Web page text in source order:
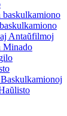
baskulkamiono
Antaŭfilmoj
Minado